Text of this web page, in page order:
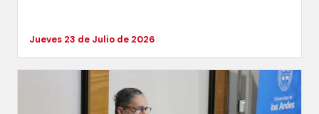
Jueves 23 de Julio de 2026